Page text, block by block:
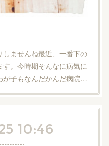
しませんね最近、一番下の
。今時期そんなに病気に
が子もなんだかんだ病院…
10:46